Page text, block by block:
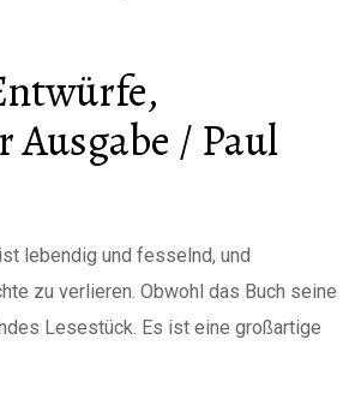
/ Paul
lebendig und fesselnd, und
zu verlieren. Obwohl das Buch seine
Lesestück. Es ist eine großartige